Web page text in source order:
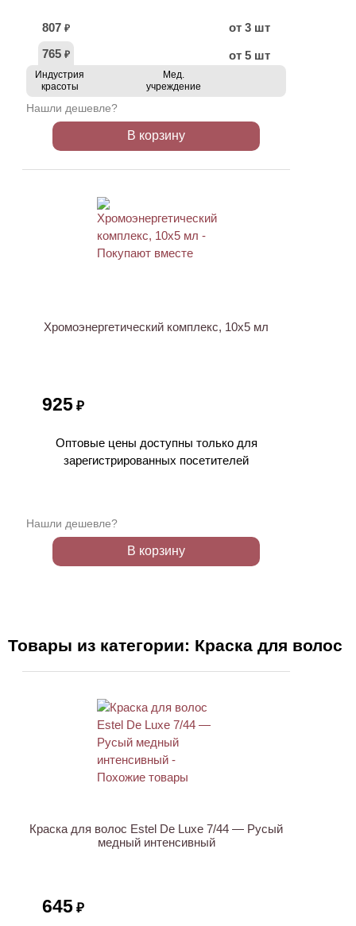
807 ₽
от 3 шт
765 ₽ от 5 шт
Индустрия
красоты
Мед.
учреждение
Нашли дешевле?
В корзину
Хромоэнергетический комплекс, 10х5 мл
925 ₽
Оптовые цены доступны только для
зарегистрированных посетителей
Нашли дешевле?
В корзину
Товары из категории: Краска для волос
Краска для волос Estel De Luxe 7/44 — Русый
медный интенсивный
645 ₽